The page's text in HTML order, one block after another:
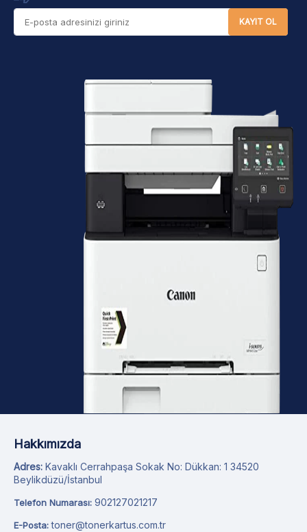
KAYIT OL
Hakkımızda
Adres: Kavaklı Cerrahpaşa Sokak No: Dükkan: 1 34520
Beylikdüzü/İstanbul
Telefon Numarası: 902127021217
E-Posta: toner@tonerkartus.com.tr